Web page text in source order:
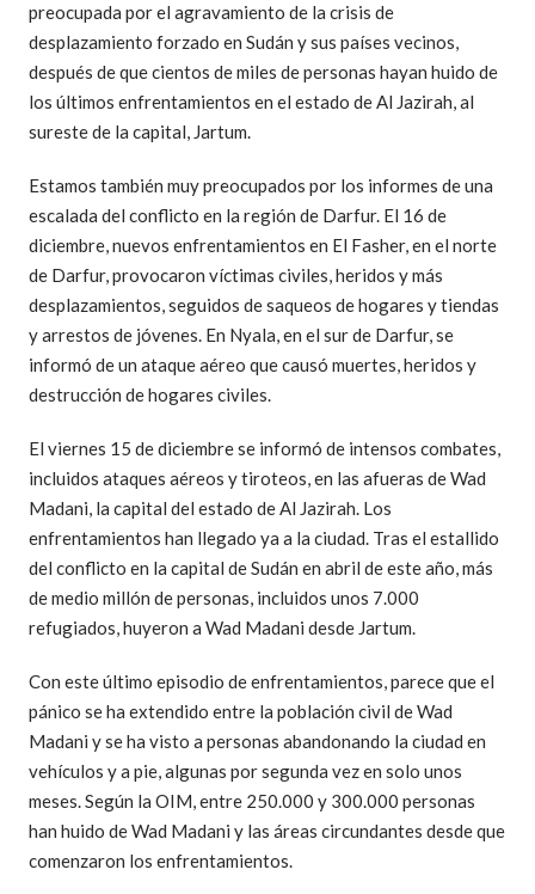
preocupada por el agravamiento de la crisis de
desplazamiento forzado en Sudán y sus países vecinos,
después de que cientos de miles de personas hayan huido de
los últimos enfrentamientos en el estado de Al Jazirah, al
sureste de la capital, Jartum.
Estamos también muy preocupados por los informes de una
escalada del conflicto en la región de Darfur. El 16 de
diciembre, nuevos enfrentamientos en El Fasher, en el norte
de Darfur, provocaron víctimas civiles, heridos y más
desplazamientos, seguidos de saqueos de hogares y tiendas
y arrestos de jóvenes. En Nyala, en el sur de Darfur, se
informó de un ataque aéreo que causó muertes, heridos y
destrucción de hogares civiles.
El viernes 15 de diciembre se informó de intensos combates,
incluidos ataques aéreos y tiroteos, en las afueras de Wad
Madani, la capital del estado de Al Jazirah. Los
enfrentamientos han llegado ya a la ciudad. Tras el estallido
del conflicto en la capital de Sudán en abril de este año, más
de medio millón de personas, incluidos unos 7.000
refugiados, huyeron a Wad Madani desde Jartum.
Con este último episodio de enfrentamientos, parece que el
pánico se ha extendido entre la población civil de Wad
Madani y se ha visto a personas abandonando la ciudad en
vehículos y a pie, algunas por segunda vez en solo unos
meses. Según la OIM, entre 250.000 y 300.000 personas
han huido de Wad Madani y las áreas circundantes desde que
comenzaron los enfrentamientos.